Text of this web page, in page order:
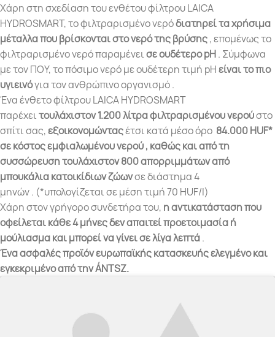
Χάρη στη σχεδίαση του ενθέτου φίλτρου LAICA
HYDROSMART, το φιλτραρισμένο νερόδιατηρεί τα χρήσιμα
μέταλλα που βρίσκονται στο νερό της βρύσης, επομένως το
φιλτραρισμένο νερό παραμένεισε ουδέτερο pH. Σύμφωνα
με τον ΠΟΥ, το πόσιμο νερό με ουδέτερη τιμή pHείναι το πιο
υγιεινόγια τον ανθρώπινο οργανισμό .
Ένα ένθετο φίλτρου LAICA HYDROSMART
παρέχειτουλάχιστον 1.200 λίτρα φιλτραρισμένου νερούστο
σπίτι σας,εξοικονομώνταςέτσι κατά μέσο όρο 84.000 HUF*
σε κόστος εμφιαλωμένου νερού , καθώς καιαπό τη
συσσώρευση τουλάχιστον 800 απορριμμάτων από
μπουκάλια κατοικίδιων ζώωνσε διάστημα 4
μηνών . (*υπολογίζεται σε μέση τιμή 70 HUF/l)
Χάρη στον γρήγορο συνδετήρα του, η αντικατάσταση που
οφείλεται κάθε 4 μήνες δεν απαιτεί προετοιμασία ή
μούλιασμα και μπορεί να γίνει σε λίγα λεπτά.
Ένα ασφαλές προϊόν ευρωπαϊκής κατασκευής ελεγμένο και
εγκεκριμένο από την ÁNTSZ.